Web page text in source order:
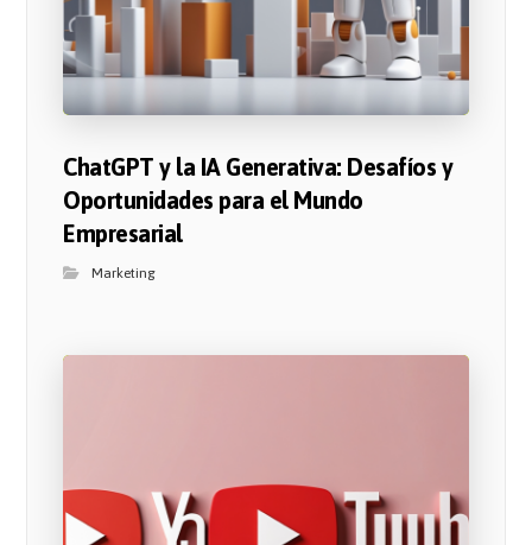
ChatGPT y la IA Generativa: Desafíos y
Oportunidades para el Mundo
Empresarial
Marketing